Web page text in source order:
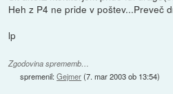
Heh z P4 ne pride v poštev...Preveč
lp
Zgodovina sprememb…
spremenil:Gejmer(7. mar 2003 ob 13:54)